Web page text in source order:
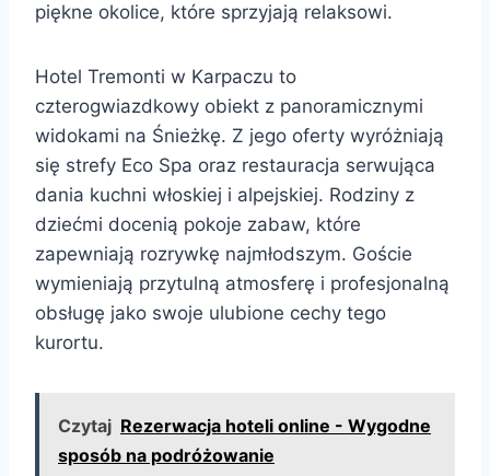
piękne okolice, które sprzyjają relaksowi.
Hotel Tremonti w Karpaczu to
czterogwiazdkowy obiekt z panoramicznymi
widokami na Śnieżkę. Z jego oferty wyróżniają
się strefy Eco Spa oraz restauracja serwująca
dania kuchni włoskiej i alpejskiej. Rodziny z
dziećmi docenią pokoje zabaw, które
zapewniają rozrywkę najmłodszym. Goście
wymieniają przytulną atmosferę i profesjonalną
obsługę jako swoje ulubione cechy tego
kurortu.
Czytaj Rezerwacja hoteli online - Wygodne
sposób na podróżowanie